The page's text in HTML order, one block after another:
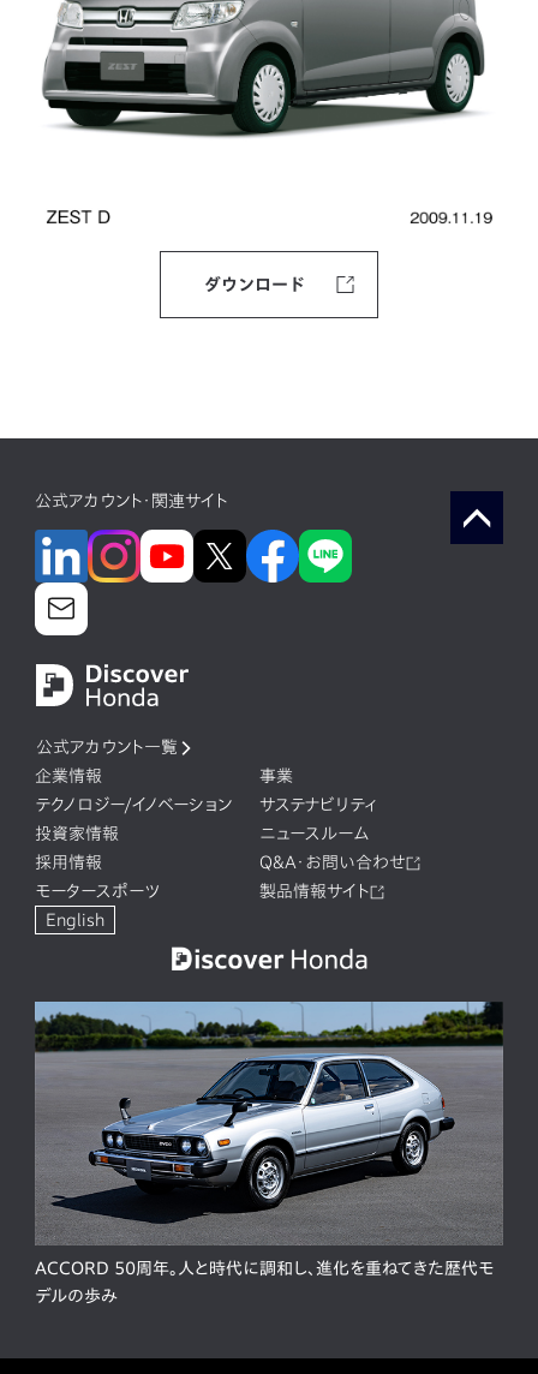
ダウンロード
公式アカウント・関連サイト
公式アカウント一覧
企業情報
事業
テクノロジー/イノベーション
サステナビリティ
投資家情報
ニュースルーム
採用情報
Q&A・お問い合わせ
モータースポーツ
製品情報サイト
English
ACCORD 50周年。人と時代に調和し、進化を重ねてきた歴代モ
デルの歩み